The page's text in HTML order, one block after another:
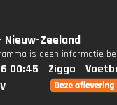
Nieuw-Zeeland
is geen informatie
00:45 Ziggo